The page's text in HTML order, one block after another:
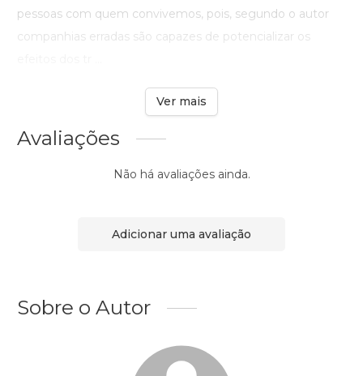
pessoas com quem convivemos, pois, segundo o autor
companhias erradas são capazes de potencializar os
Ver mais
Avaliações
Não há avaliações ainda.
Adicionar uma avaliação
Sobre o Autor